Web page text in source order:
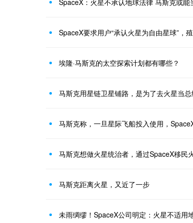
SpaceX：火星不承认地球法律 马斯克或能
SpaceX要求用户“承认火星为自由星球”，
埃隆·马斯克的太空探索计划都有哪些？
马斯克用星链卫星铺路，是为了去火星当总
马斯克称，一旦星际飞船投入使用，
马斯克想做火星统治者，通过SpaceX移民
马斯克距离火星，又近了一步
未雨绸缪！SpaceX公司明定：火星不适用